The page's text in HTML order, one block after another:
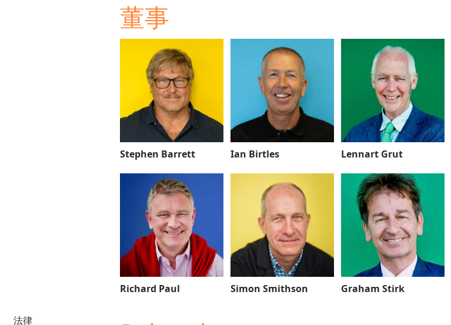
法律
董事
Stephen Barrett Ian Birtles Lennart Grut
Richard Paul Simon Smithson Graham Stirk